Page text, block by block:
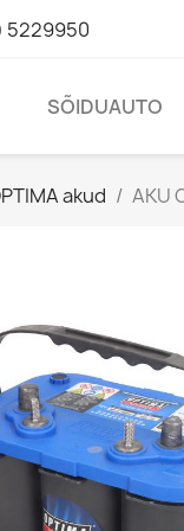
5229950
SÕIDUAUTO
akud AKU